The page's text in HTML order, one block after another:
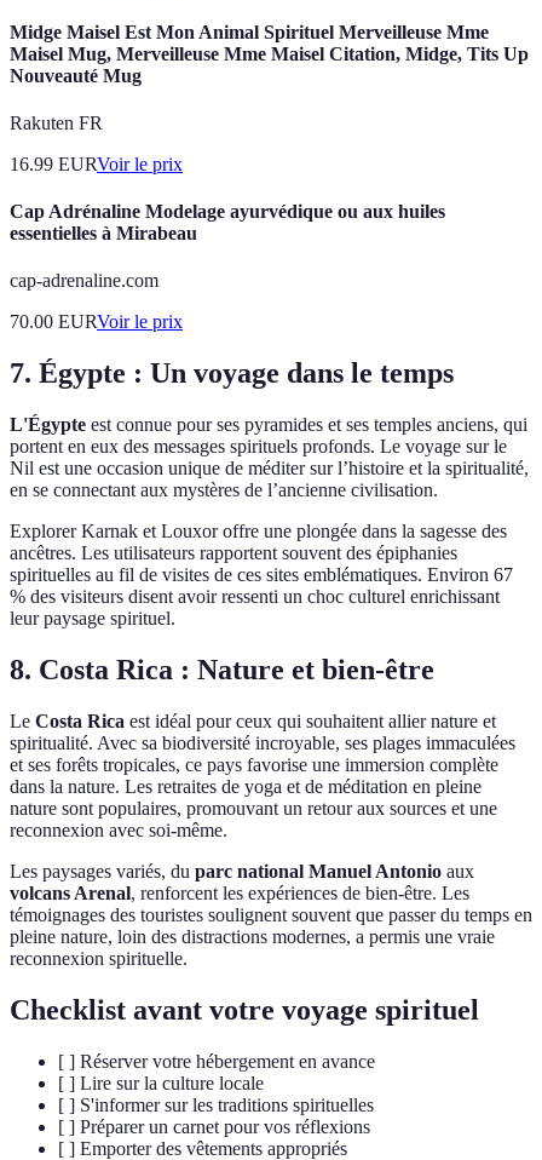
Midge Maisel Est Mon Animal Spirituel Merveilleuse Mme
Maisel Mug, Merveilleuse Mme Maisel Citation, Midge, Tits Up
Nouveauté Mug
Rakuten FR
16.99 EURVoir le prix
Cap Adrénaline Modelage ayurvédique ou aux huiles
essentielles à Mirabeau
cap-adrenaline.com
70.00 EURVoir le prix
7. Égypte : Un voyage dans le temps
L'Égypte est connue pour ses pyramides et ses temples anciens, qui
portent en eux des messages spirituels profonds. Le voyage sur le
Nil est une occasion unique de méditer sur l’histoire et la spiritualité,
en se connectant aux mystères de l’ancienne civilisation.
Explorer Karnak et Louxor offre une plongée dans la sagesse des
ancêtres. Les utilisateurs rapportent souvent des épiphanies
spirituelles au fil de visites de ces sites emblématiques. Environ 67
% des visiteurs disent avoir ressenti un choc culturel enrichissant
leur paysage spirituel.
8. Costa Rica : Nature et bien-être
Le Costa Rica est idéal pour ceux qui souhaitent allier nature et
spiritualité. Avec sa biodiversité incroyable, ses plages immaculées
et ses forêts tropicales, ce pays favorise une immersion complète
dans la nature. Les retraites de yoga et de méditation en pleine
nature sont populaires, promouvant un retour aux sources et une
reconnexion avec soi-même.
Les paysages variés, du parc national Manuel Antonio aux
volcans Arenal, renforcent les expériences de bien-être. Les
témoignages des touristes soulignent souvent que passer du temps en
pleine nature, loin des distractions modernes, a permis une vraie
reconnexion spirituelle.
Checklist avant votre voyage spirituel
[ ] Réserver votre hébergement en avance
[ ] Lire sur la culture locale
[ ] S'informer sur les traditions spirituelles
[ ] Préparer un carnet pour vos réflexions
[ ] Emporter des vêtements appropriés